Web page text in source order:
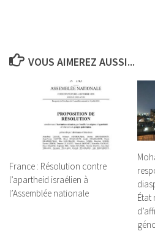
VOUS AIMEREZ AUSSI...
France : Résolution contre
l’apartheid israélien à
l’Assemblée nationale
État